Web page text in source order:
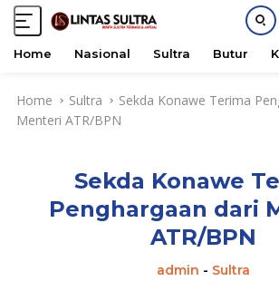
Home Nasional Sultra Butur
Home Sultra
Sekda Konawe Terima
Menteri ATR/BPN
Sekda Konawe
Penghargaan dari
ATR/BPN
admin - Sultra